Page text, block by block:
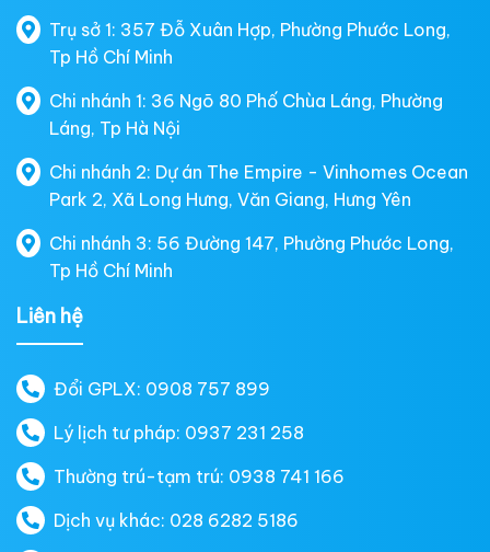
Trụ sở 1: 357 Đỗ Xuân Hợp, Phường Phước Long,
Tp Hồ Chí Minh
Chi nhánh 1: 36 Ngõ 80 Phố Chùa Láng, Phường
Láng, Tp Hà Nội
Chi nhánh 2: Dự án The Empire - Vinhomes Ocean
Park 2, Xã Long Hưng, Văn Giang, Hưng Yên
Chi nhánh 3: 56 Đường 147, Phường Phước Long,
Tp Hồ Chí Minh
Liên hệ
Đổi GPLX: 0908 757 899
Lý lịch tư pháp: 0937 231 258
Thường trú-tạm trú: 0938 741 166
Dịch vụ khác: 028 6282 5186